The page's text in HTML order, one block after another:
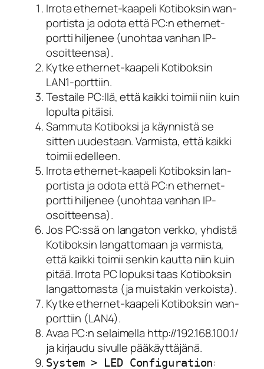
Irrota ethernet-kaapeli Kotiboksin wan-
portista ja odota että PC:n ethernet-
portti hiljenee (unohtaa vanhan IP-
osoitteensa).
Kytke ethernet-kaapeli Kotiboksin
LAN1-porttiin.
Testaile PC:llä, että kaikki toimii niin kuin
lopulta pitäisi.
Sammuta Kotiboksi ja käynnistä se
sitten uudestaan. Varmista, että kaikki
toimii edelleen.
Irrota ethernet-kaapeli Kotiboksin lan-
portista ja odota että PC:n ethernet-
portti hiljenee (unohtaa vanhan IP-
osoitteensa).
Jos PC:ssä on langaton verkko, yhdistä
Kotiboksin langattomaan ja varmista,
että kaikki toimii senkin kautta niin kuin
pitää. Irrota PC lopuksi taas Kotiboksin
langattomasta (ja muistakin verkoista).
Kytke ethernet-kaapeli Kotiboksin wan-
porttiin (LAN4).
Avaa PC:n selaimella http://192.168.100.1/
ja kirjaudu sivulle pääkäyttäjänä.
System > LED Configuration: